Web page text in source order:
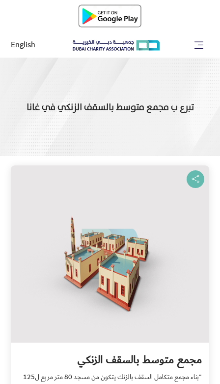
English
تبرع ب مجمع متوسط بالسقف الزنكي في غانا
مجمع متوسط بالسقف الزنكي
"بناء مجمع متكامل السقف بالزنك يتكون من مسجد 80 متر مربع ل125